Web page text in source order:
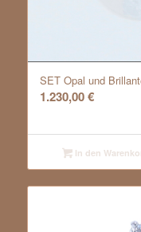
SET Opal und
1.230,00€
In den